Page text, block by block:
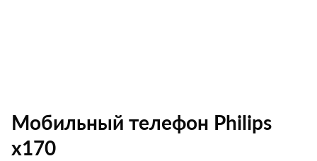
Мобильный телефон Philips
х170